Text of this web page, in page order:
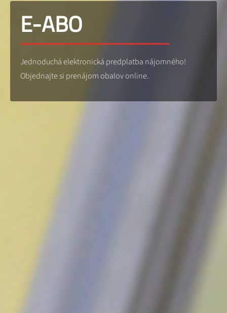
E-ABO
Jednoduchá elektronická predplatba nájomného!
Objednajte si prenájom obalov online.